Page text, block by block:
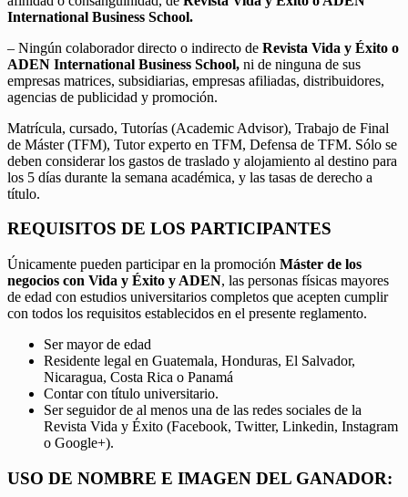
International Business School.
– Ningún colaborador directo o indirecto de Revista Vida y Éxito o
ADEN International Business School, ni de ninguna de sus
empresas matrices, subsidiarias, empresas afiliadas, distribuidores,
agencias de publicidad y promoción.
Matrícula, cursado, Tutorías (Academic Advisor), Trabajo de Final
de Máster (TFM), Tutor experto en TFM, Defensa de TFM. Sólo se
deben considerar los gastos de traslado y alojamiento al destino para
los 5 días durante la semana académica, y las tasas de derecho a
título.
REQUISITOS DE LOS PARTICIPANTES
Únicamente pueden participar en la promoción Máster de los
negocios con Vida y Éxito y ADEN, las personas físicas mayores
de edad con estudios universitarios completos que acepten cumplir
con todos los requisitos establecidos en el presente reglamento.
Ser mayor de edad
Residente legal en Guatemala, Honduras, El Salvador,
Nicaragua, Costa Rica o Panamá
Contar con título universitario.
Ser seguidor de al menos una de las redes sociales de la
Revista Vida y Éxito (Facebook, Twitter, Linkedin, Instagram
o Google+).
USO DE NOMBRE E IMAGEN DEL GANADOR: